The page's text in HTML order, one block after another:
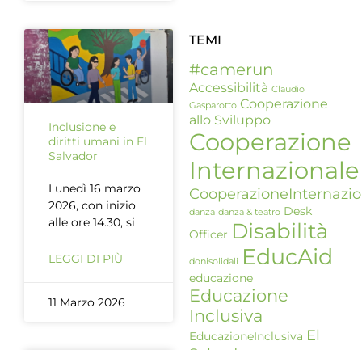
Inclusione e
diritti umani in El
Salvador
Lunedì 16 marzo
2026, con inizio
alle ore 14.30, si
LEGGI DI PIÙ
11 Marzo 2026
TEMI
#camerun
Accessibilità Claudio
Gasparotto Cooperazione
allo Sviluppo
Cooperazione
Internazionale
danza danza & teatro Desk
Officer Disabilità
donisolidali EducAid
educazione
Educazione
Inclusiva
EducazioneInclusiva El